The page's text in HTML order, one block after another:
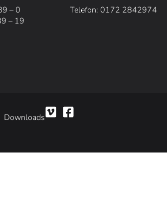
– 0
– 19
Telefon: 0172 2842974
Downloads